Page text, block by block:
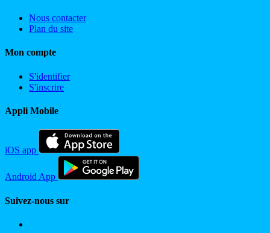
Nous contacter
Plan du site
Mon compte
S'identifier
S'inscrire
Appli Mobile
iOS app
Android App
Suivez-nous sur